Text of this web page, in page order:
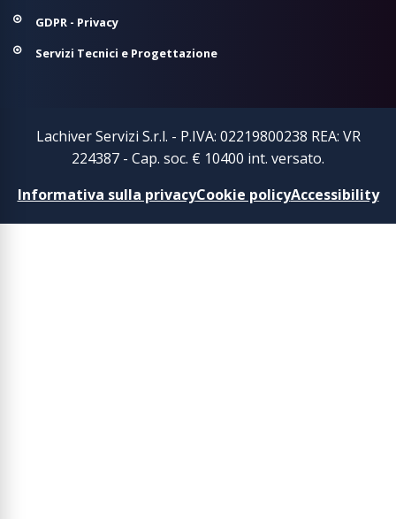
GDPR - Privacy
Servizi Tecnici e Progettazione
Lachiver Servizi S.r.l. - P.IVA: 02219800238 REA: VR
224387 - Cap. soc. € 10400 int. versato.
Informativa sulla privacyCookie policyAccessibility